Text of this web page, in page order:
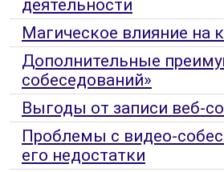
деятельности
Магическое влияние на
Дополнительные
собеседований»
Выгоды от записи веб-
Проблемы с видео-
его недостатки